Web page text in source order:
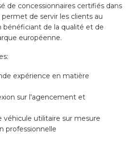
de concessionnaires certifiés dans
de servir les clients au
bénéficiant de la qualité et de
européenne.
expérience en matière
sur l'agencement et
utilitaire sur mesure
professionnelle